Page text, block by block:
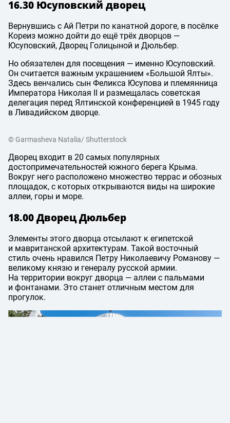
16.30 Юсуповский дворец
Вернувшись с Ай Петри по канатной дороге, в посёлке
Кореиз можно дойти до ещё трёх дворцов —
Юсуповский, Дворец Голицыной и Дюльбер.
Но обязателен для посещения — именно Юсуповский.
Он считается важным украшением «Большой Ялты».
Здесь венчались сын Феликса Юсупова и племянница
Императора Николая II и размещалась советская
делегация перед Ялтинской конференцией в 1945 году
в Ливадийском дворце.
© Garmasheva Natalia/ Shutterstock
Дворец входит в 20 самых популярных
достопримечательностей южного берега Крыма.
Вокруг него расположено множество террас и обозных
площадок, с которых открываются виды на широкие
аллеи, горы и море.
18.00 Дворец Дюльбер
Элементы этого дворца отсылают к египетской
и мавританской архитектурам. Такой восточный
стиль очень нравился Петру Николаевичу Романову —
великому князю и генералу русской армии.
На территории вокруг дворца — аллеи с пальмами
и фонтанами. Это станет отличным местом для
прогулок.